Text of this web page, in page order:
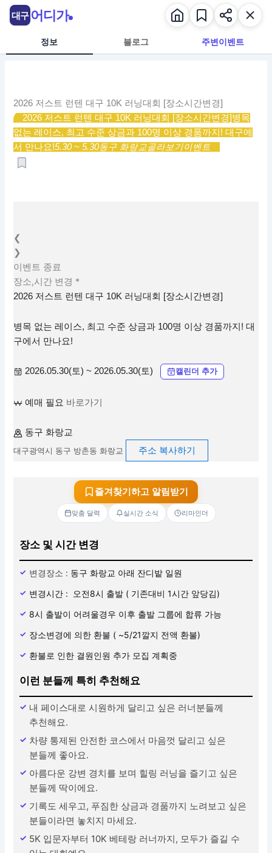
정보 블로그 주변이벤트
2026 저스트 런텐 대구 10K 러닝대회 [장소시간변경]
2026 저스트 런텐 대구 10K 러닝대회 [장소시간변경]병목
없는 레이스, 최고 수준 상금과 100명 이상 경품까지! 대구에
서 만나요!5.30 ~ 5.30동구 화랑교골라보기이벤트
❮
❯
이벤트 종료
장소,시간 변경 *
2026 저스트 런텐 대구 10K 러닝대회 [장소시간변경]
병목 없는 레이스, 최고 수준 상금과 100명 이상 경품까지! 대
구에서 만나요!
2026.05.30(토) ~ 2026.05.30(토) 캘린더 추가
예매 필요 바로가기
동구 화랑교
대구광역시 동구 방촌동 화랑교 주소 복사하기
즐겨찾기하고 알림받기
맞춤 달력 실시간 소식 리마인더
장소 및 시간 변경
변경장소 : 동구 화랑교 아래 잔디밭 일원
변경시간 : 오전8시 출발 ( 기존대비 1시간 앞당김)
8시 출발이 어려울경우 이후 출발 그룹에 합류 가능
장소변경에 의한 환불 ( ~5/21깔지 전액 환불)
환불로 인한 결원인원 추가 모집 계획중
이런 분들께 특히 추천해요
내 페이스대로 시원하게 달리고 싶은 러너분들께
추천해요.
차량 통제된 안전한 코스에서 마음껏 달리고 싶은
분들께 좋아요.
아름다운 강변 경치를 보며 힐링 러닝을 즐기고 싶은
분들께 딱이에요.
기록도 세우고, 푸짐한 상금과 경품까지 노려보고 싶은
분들이라면 놓치지 마세요.
5K 입문자부터 10K 베테랑 러너까지, 모두가 즐길 수
대구 어디가